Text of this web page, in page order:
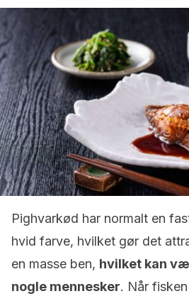
Pighvarkød har normalt en
hvid farve, hvilket gør det
en masse ben, hvilket kan
nogle mennesker. Når